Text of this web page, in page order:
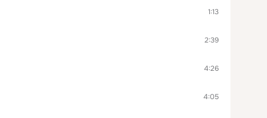
1:13
2:39
4:26
4:05